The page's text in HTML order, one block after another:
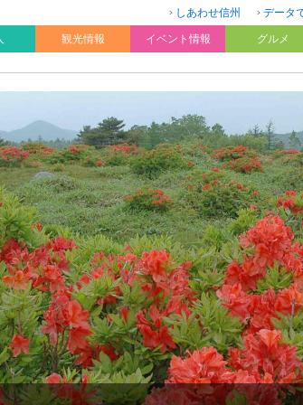
しあわせ信州 データ
観光情報 イベント情報 グルメ